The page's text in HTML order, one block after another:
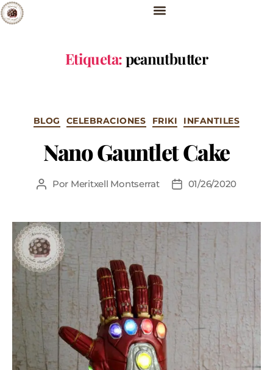
Etiqueta:peanutbutter
BLOG CELEBRACIONES FRIKI INFANTILES
Nano Gauntlet Cake
Por Meritxell Montserrat 01/26/2020